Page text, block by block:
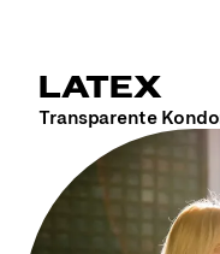
LATEX
Transparente